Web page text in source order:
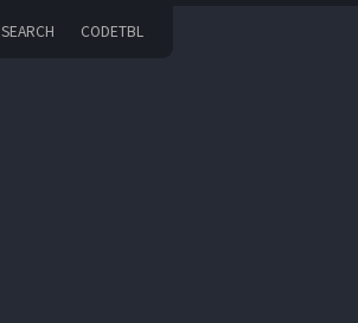
SEARCH CODETBL